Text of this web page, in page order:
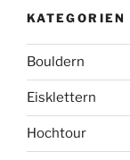
KATEGORIEN
Bouldern
Eisklettern
Hochtour